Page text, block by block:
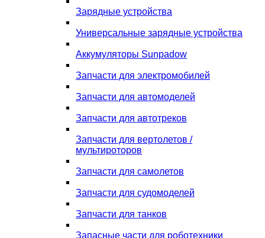
Зарядные устройства
Универсальные зарядные устройства
Аккумуляторы Sunpadow
Запчасти для электромобилей
Запчасти для автомоделей
Запчасти для автотреков
Запчасти для вертолетов /
мультироторов
Запчасти для самолетов
Запчасти для судомоделей
Запчасти для танков
Запасные части для роботехники